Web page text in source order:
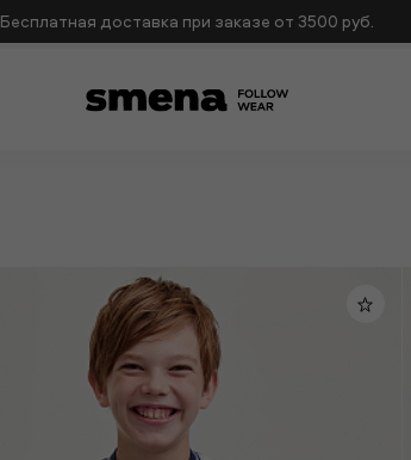
Бесплатная доставка при заказе от 3500 руб.